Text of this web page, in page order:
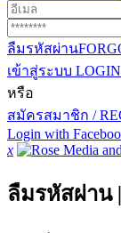
ลืมรหัสผ่าน
เข้าสู่ระบบ LOGIN
หรือ
สมัครสมาชิก /
Login with
x
ลืมรหัสผ่าน |